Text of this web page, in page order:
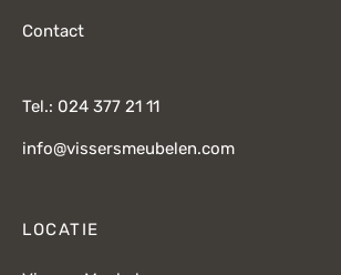
Contact
Tel.: 024 377 21 11
info@vissersmeubelen.com
LOCATIE